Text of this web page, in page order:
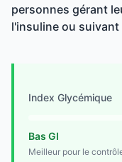
personnes gérant
l'insuline ou suivant
Index Glycémique
Bas GI
Meilleur pour le